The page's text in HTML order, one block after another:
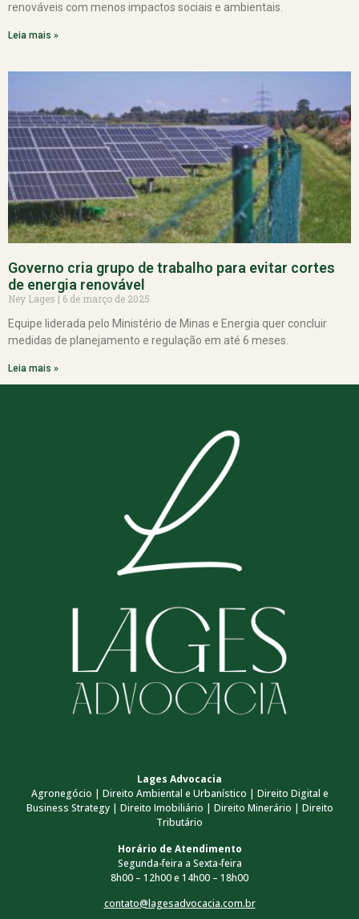
renováveis com menos impactos sociais e ambientais.
Leia mais »
Governo cria grupo de trabalho para evitar cortes
de energia renovável
Ney Lages
6 de março de 2025
Equipe liderada pelo Ministério de Minas e Energia quer concluir
medidas de planejamento e regulação em até 6 meses.
Leia mais »
Lages Advocacia
Agronegócio | Direito Ambiental e Urbanístico | Direito Digital e
Business Strategy | Direito Imobiliário | Direito Minerário | Direito
Tributário
Horário de Atendimento
Segunda-feira a Sexta-feira
8h00 – 12h00 e 14h00 – 18h00
contato@lagesadvocacia.com.br